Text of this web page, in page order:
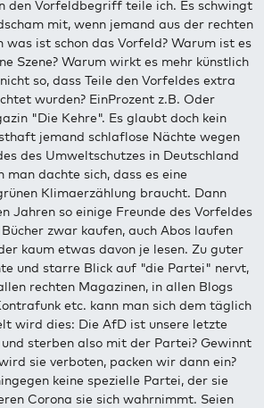
den Vorfeldbegriff teile ich. Es schwingt
mit, wenn jemand aus der rechten
was ist schon das Vorfeld? Warum ist es
Szene? Warum wirkt es mehr künstlich
so, dass Teile den Vorfeldes extra
wurden? EinProzent z.B. Oder
"Die Kehre". Es glaubt doch kein
jemand schlaflose Nächte wegen
des Umweltschutzes in Deutschland
man dachte sich, dass es eine
Klimaerzählung braucht. Dann
Jahren so einige Freunde des Vorfeldes
zwar kaufen, auch Abos laufen
kaum etwas davon je lesen. Zu guter
und starre Blick auf "die Partei" nervt,
rechten Magazinen, in allen Blogs
etc. kann man sich dem täglich
wird dies: Die AfD ist unsere letzte
sterben also mit der Partei? Gewinnt
sie verboten, packen wir dann ein?
keine spezielle Partei, der sie
Corona sie sich wahrnimmt. Seien